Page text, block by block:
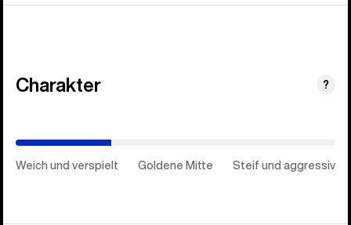
Charakter ?
Weich und verspielt Goldene Mitte Steif und aggressiv